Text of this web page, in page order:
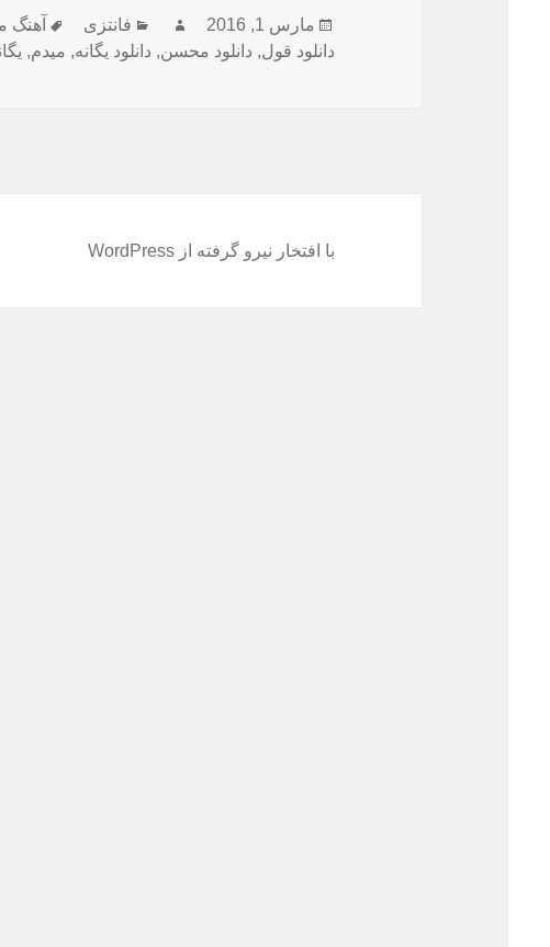
ارسال
شده
مارس 1, 2016 نویسندهدسته‌ها
فانتزی
دانلود قول, دانلود محسن, دانلود یگانه, میدم,
با افتخار نیرو گرفته از WordPress